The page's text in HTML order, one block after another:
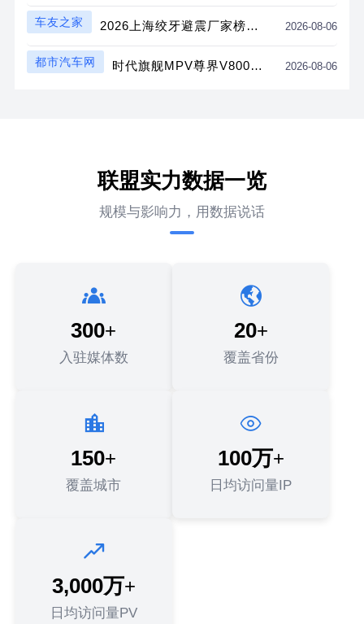
车友之家 2026上海绞牙避震厂家榜单！家用/姿态/性能怎么选？迈震实测详解 2026-08-06
都市汽车网 时代旗舰MPV尊界V800、尊界V680上市，售价64.8万元起 2026-08-06
联盟实力数据一览
规模与影响力，用数据说话
300+
入驻媒体数
20+
覆盖省份
150+
覆盖城市
100万+
日均访问量IP
3,000万+
日均访问量PV